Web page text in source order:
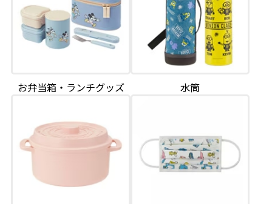
お弁当箱・ランチグッズ 水筒